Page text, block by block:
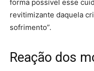
forma possível esse
revitimizante daquela
sofrimento”.
Reação dos